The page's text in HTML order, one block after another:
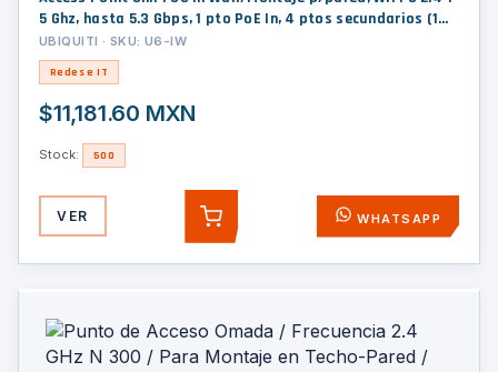
5 Ghz, hasta 5.3 Gbps, 1 pto PoE In, 4 ptos secundarios (1
PoE Out)
UBIQUITI · SKU: U6-IW
Redes e IT
$11,181.60 MXN
Stock: 500
VER AGREGAR WHATSAPP